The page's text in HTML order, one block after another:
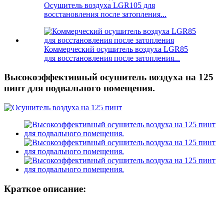
Осушитель воздуха LGR105 для
восстановления после затопления...
Коммерческий осушитель воздуха LGR85
для восстановления после затопления...
Высокоэффективный осушитель воздуха на 125
пинт для подвального помещения.
Краткое описание: